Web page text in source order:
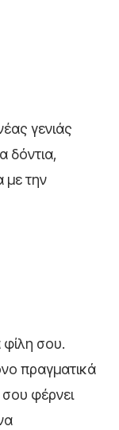
γενιάς
δόντια,
µε την
φίλη σου.
πραγµατικά
φέρνει